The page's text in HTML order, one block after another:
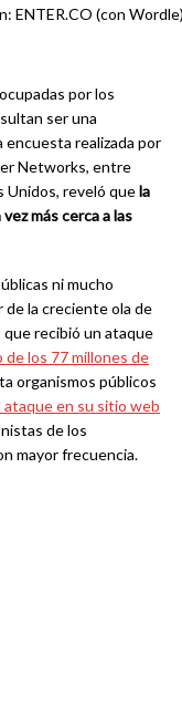
ENTER.CO (con
por los
ser una
encuesta realizada por
Networks, entre
Unidos, reveló quela
más cerca a las
ni mucho
de la creciente ola de
que recibió un ataque
los 77 millones de
organismos públicos
ataque en su sitio web
de los
mayor frecuencia.